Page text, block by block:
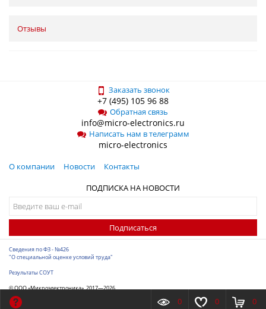
Отзывы
Заказать звонок
+7 (495) 105 96 88
Обратная связь
info@micro-electronics.ru
Написать нам в телеграмм
micro-electronics
О компании Новости
Контакты
ПОДПИСКА НА НОВОСТИ
Подписаться
Сведения по ФЗ - №426
"О специальной оценке условий труда"
Результаты СОУТ
© ООО «Микроэлектроника», 2017—2026
Разработка сайта
0 0 0